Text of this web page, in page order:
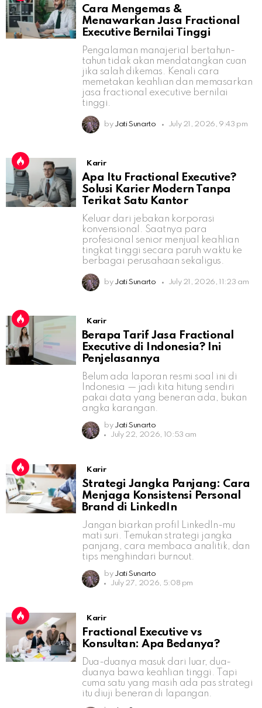
Cara Mengemas &
Menawarkan Jasa Fractional
Executive Bernilai Tinggi
Pengalaman manajerial bertahun-
tahun tidak akan mendatangkan cuan
jika salah dikemas. Kenali cara
memetakan keahlian dan memasarkan
jasa fractional executive bernilai
tinggi.
by Jati Sunarto July 21, 2026, 9:43 pm
Karir
Apa Itu Fractional Executive?
Solusi Karier Modern Tanpa
Terikat Satu Kantor
Keluar dari jebakan korporasi
konvensional. Saatnya para
profesional senior menjual keahlian
tingkat tinggi secara paruh waktu ke
berbagai perusahaan sekaligus.
by Jati Sunarto July 21, 2026, 11:23 am
Karir
Berapa Tarif Jasa Fractional
Executive di Indonesia? Ini
Penjelasannya
Belum ada laporan resmi soal ini di
Indonesia — jadi kita hitung sendiri
pakai data yang beneran ada, bukan
angka karangan.
by Jati Sunarto
July 22, 2026, 10:53 am
Karir
Strategi Jangka Panjang: Cara
Menjaga Konsistensi Personal
Brand di LinkedIn
Jangan biarkan profil LinkedIn-mu
mati suri. Temukan strategi jangka
panjang, cara membaca analitik, dan
tips menghindari burnout.
by Jati Sunarto
July 27, 2026, 5:08 pm
Karir
Fractional Executive vs
Konsultan: Apa Bedanya?
Dua-duanya masuk dari luar, dua-
duanya bawa keahlian tinggi. Tapi
cuma satu yang masih ada pas strategi
itu diuji beneran di lapangan.